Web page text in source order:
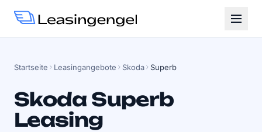
Startseite Leasingangebote Skoda Superb
Skoda Superb
Leasing